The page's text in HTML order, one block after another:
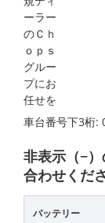
車台番号下3桁:
非表示（−
合わせくだ
バッテリー